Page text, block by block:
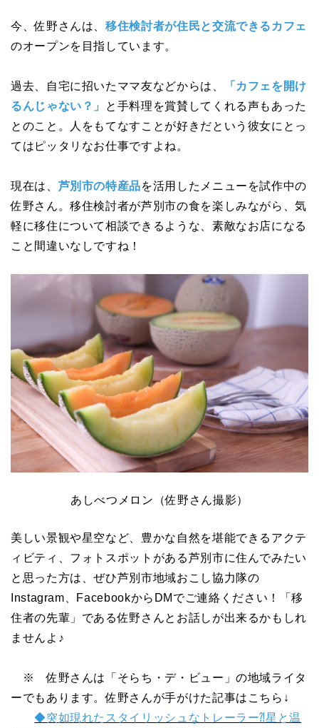
今、佐野さんは、移住検討者が住民と交流できるカフェ
のオープンを目指しています。
過去、自宅に招いたママ友などからは、
「カフェを開け
るんじゃない？」
と手料理を賞賛してくれる声もあった
とのこと。人をもてなすことが好きだという彼女にとっ
てはピッタリなお仕事ですよね。
現在は、 芦別市の特産品を活用したメニューを試作中の
佐野さん。移住検討者が芦別市の食を楽しみながら、気
軽に移住について相談できるような、素敵なお店になる
こと間違いなしですね！
あしべつメロン（佐野さん撮影）
美しい景観や星空など、豊かな自然を堪能できるアクテ
ィビティ、フォトスポットがある芦別市に住んでみたい
と思った方は、ぜひ芦別市地域おこし協力隊の
Instagram、FacebookからDMでご連絡ください！「移
住者の先輩」である佐野さんとお話しが出来るかもしれ
ませんよ♪
※ 佐野さんは「そらち・デ・ビュー」の地域ライタ
ーでもあります。佐野さんが手がけた記事はこちら↓
◆突如現れたスタイリッシュなトレーラー⁈星と温